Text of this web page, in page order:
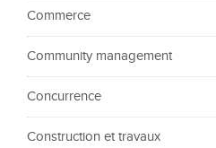
Commerce
Community management
Concurrence
Construction et travaux